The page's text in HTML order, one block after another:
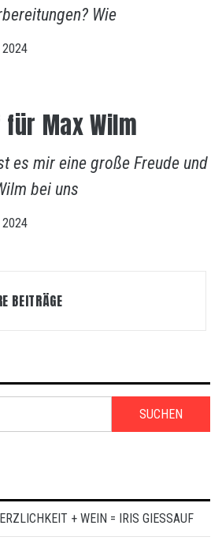
Wie
2024
Max Wilm
es mir eine große Freude und
bei uns
2024
BEITRÄGE
SUCHEN
+ WEIN = IRIS GIESSAUF